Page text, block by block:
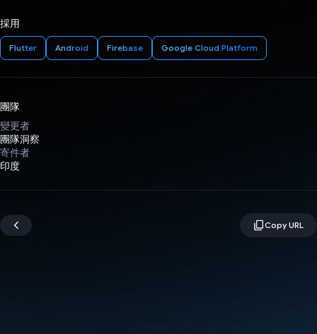
採用
Flutter Android Firebase Google Cloud Platform
團隊
變更者
團隊洞察
寄件者
印度